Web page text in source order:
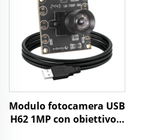
SDK compatibile con
Raspberry, Windows,
Linux
Modulo fotocamera USB
H62 1MP con obiettivo a